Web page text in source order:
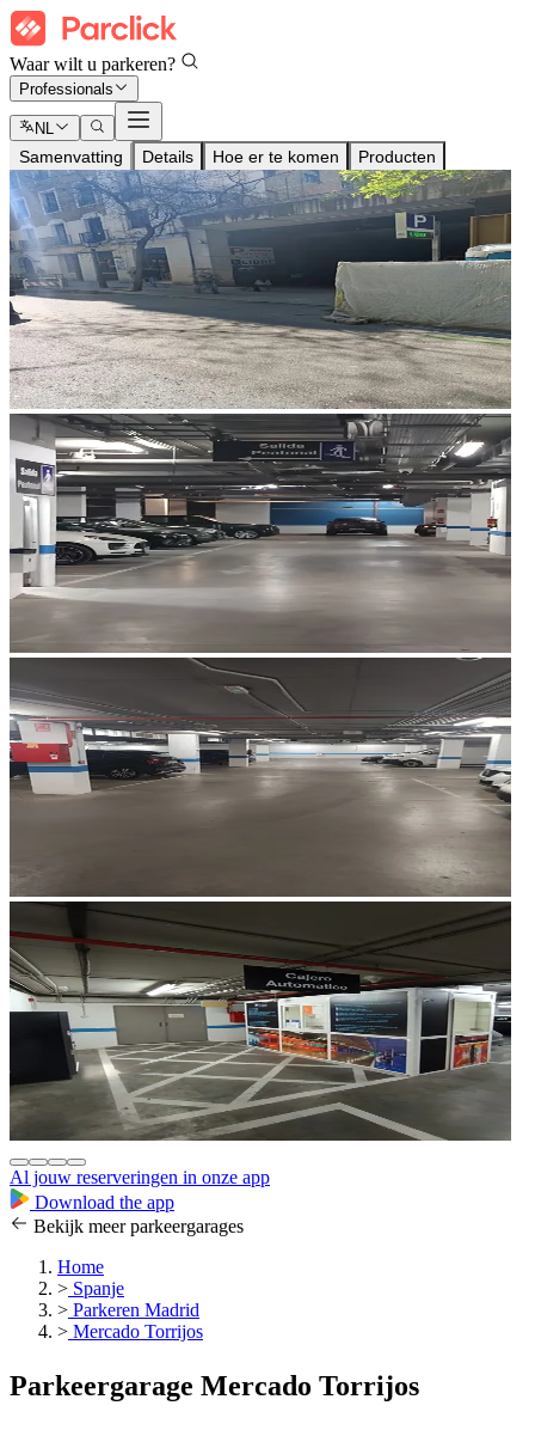
Waar wilt u parkeren?
Professionals
NL
Samenvatting Details Hoe er te komen Producten
Al jouw reserveringen in onze app
Download the app
Bekijk meer parkeergarages
Home
> Spanje
> Parkeren Madrid
> Mercado Torrijos
Parkeergarage Mercado Torrijos